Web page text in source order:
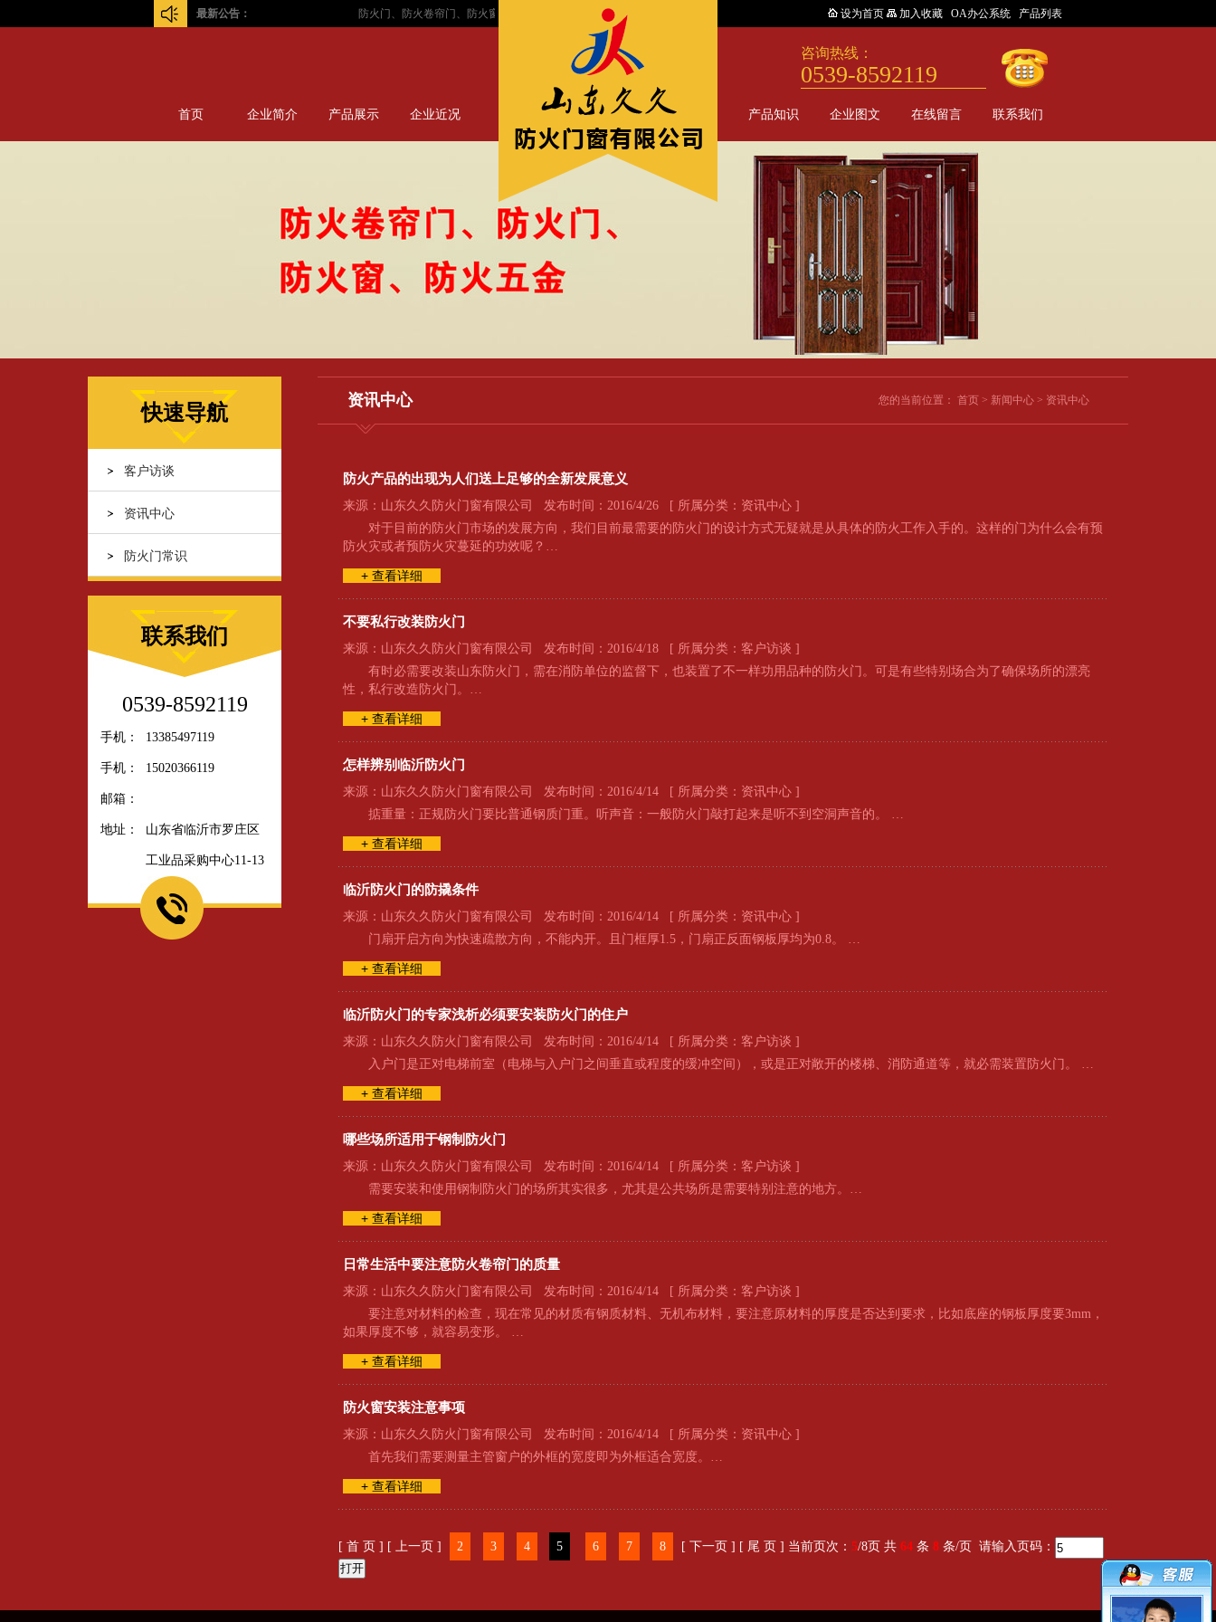
最新公告： 防火门、防火卷帘门、防火窗、工业提升门、挡烟垂壁、楼梯扶手 设为首页 加入收藏 OA办公系统 产品列表
咨询热线：
0539-8592119
首页 企业简介 产品展示 企业近况 产品知识 企业图文 在线留言 联系我们
快速导航
客户访谈
资讯中心
防火门常识
联系我们
0539-8592119
手机： 13385497119
手机： 15020366119
邮箱：
地址： 山东省临沂市罗庄区
工业品采购中心11-13
资讯中心 您的当前位置： 首页 > 新闻中心 > 资讯中心
防火产品的出现为人们送上足够的全新发展意义
来源：山东久久防火门窗有限公司 发布时间：2016/4/26 [ 所属分类： 资讯中心]
对于目前的防火门市场的发展方向，我们目前最需要的防火门的设计方式无疑就是从具体的防火工作入手的。这样的门为什么会有预
防火灾或者预防火灾蔓延的功效呢？…
+ 查看详细
不要私行改装防火门
来源：山东久久防火门窗有限公司 发布时间：2016/4/18 [ 所属分类： 客户访谈 ]
有时必需要改装山东防火门，需在消防单位的监督下，也装置了不一样功用品种的防火门。可是有些特别场合为了确保场所的漂亮
性，私行改造防火门。…
+ 查看详细
怎样辨别临沂防火门
来源：山东久久防火门窗有限公司 发布时间：2016/4/14 [ 所属分类： 资讯中心]
掂重量：正规防火门要比普通钢质门重。听声音：一般防火门敲打起来是听不到空洞声音的。 …
+ 查看详细
临沂防火门的防撬条件
来源：山东久久防火门窗有限公司 发布时间：2016/4/14 [ 所属分类： 资讯中心]
门扇开启方向为快速疏散方向，不能内开。且门框厚1.5，门扇正反面钢板厚均为0.8。 …
+ 查看详细
临沂防火门的专家浅析必须要安装防火门的住户
来源：山东久久防火门窗有限公司 发布时间：2016/4/14 [ 所属分类： 客户访谈 ]
入户门是正对电梯前室（电梯与入户门之间垂直或程度的缓冲空间），或是正对敞开的楼梯、消防通道等，就必需装置防火门。 …
+ 查看详细
哪些场所适用于钢制防火门
来源：山东久久防火门窗有限公司 发布时间：2016/4/14 [ 所属分类： 客户访谈 ]
需要安装和使用钢制防火门的场所其实很多，尤其是公共场所是需要特别注意的地方。…
+ 查看详细
日常生活中要注意防火卷帘门的质量
来源：山东久久防火门窗有限公司 发布时间：2016/4/14 [ 所属分类： 客户访谈 ]
要注意对材料的检查，现在常见的材质有钢质材料、无机布材料，要注意原材料的厚度是否达到要求，比如底座的钢板厚度要3mm，
如果厚度不够，就容易变形。 …
+ 查看详细
防火窗安装注意事项
来源：山东久久防火门窗有限公司 发布时间：2016/4/14 [ 所属分类： 资讯中心]
首先我们需要测量主管窗户的外框的宽度即为外框适合宽度。…
+ 查看详细
[ 首 页 ] [ 上一页 ] 2 3 4 5 6 7 8 [ 下一页 ] [ 尾 页 ] 当前页次： 5/8页 共 64 条 8 条/页 请输入页码：